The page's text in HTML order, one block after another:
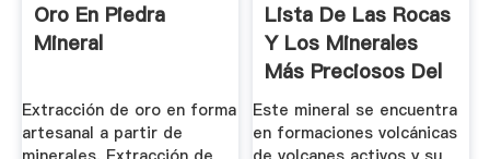
Oro En Piedra
Mineral
Extracción de oro en forma
artesanal a partir de
Lista De Las Rocas
Y Los Minerales
Más Preciosos Del
Planeta
Este mineral se encuentra
en formaciones volcánicas